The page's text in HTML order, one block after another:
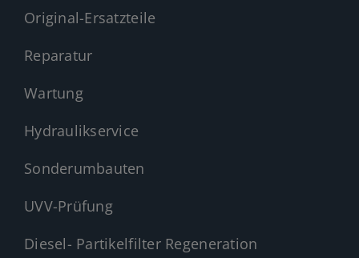
Original-Ersatzteile
Reparatur
Wartung
Hydraulikservice
Sonderumbauten
UVV-Prüfung
Diesel- Partikelfilter Regeneration